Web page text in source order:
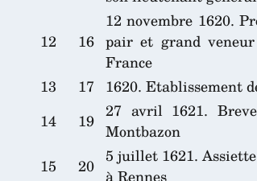
12 16
12 novembre 1620.
pair et grand
France
13
17
1620. Etablissement
14
19 27 avril 1621.
Montbazon
15
20 5 juillet 1621.
à Rennes